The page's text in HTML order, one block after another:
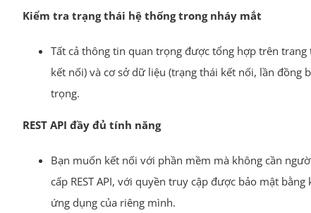
Kiểm tra trạng thái hệ thống trong nháy mắt
Tất cả thông tin quan trọng được tổng hợp trên
kết nối) và cơ sở dữ liệu (trạng thái kết nối, lần
trọng.
REST API đầy đủ tính năng
Bạn muốn kết nối với phần mềm mà không cần
cấp REST API, với quyền truy cập được bảo mật
ứng dụng của riêng mình.